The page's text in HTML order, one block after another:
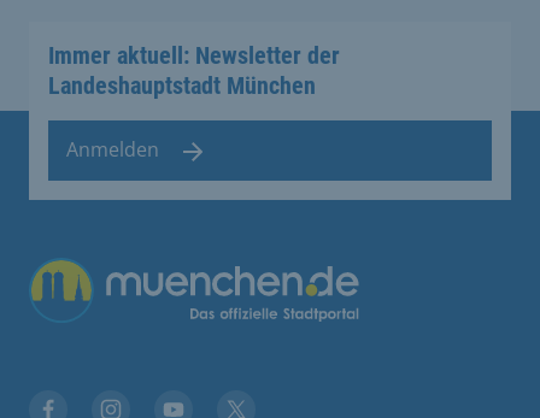
Immer aktuell: Newsletter der
Landeshauptstadt München
Anmelden
Übergreifende Links